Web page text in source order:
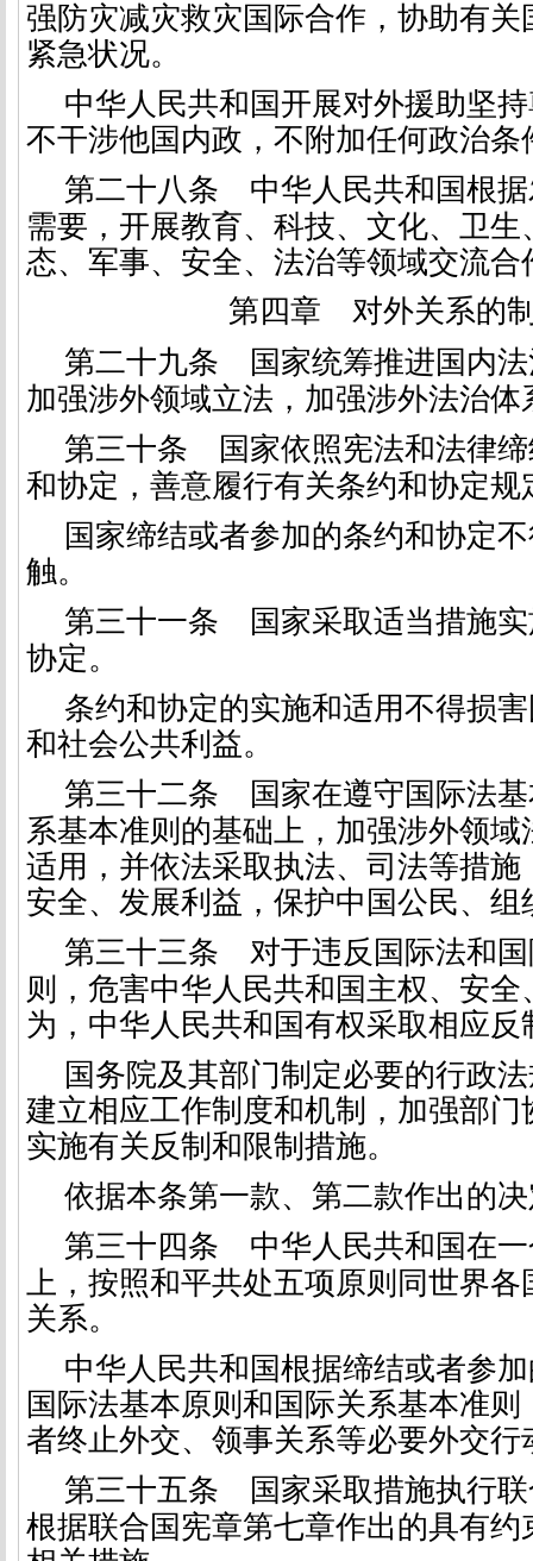
强防灾减灾救灾国际合作，协助有关
紧急状况。
中华人民共和国开展对外援助坚
不干涉他国内政，不附加任何政治条
第二十八条 中华人民共和国根
需要，开展教育、科技、文化、卫
态、军事、安全、法治等领域交流合
第四章 对外关系的
第二十九条 国家统筹推进国内
加强涉外领域立法，加强涉外法治体
第三十条 国家依照宪法和法律
和协定，善意履行有关条约和协定规
国家缔结或者参加的条约和协定
触。
第三十一条 国家采取适当措施
协定。
条约和协定的实施和适用不得损
和社会公共利益。
第三十二条 国家在遵守国际法
系基本准则的基础上，加强涉外领
适用，并依法采取执法、司法等措施
安全、发展利益，保护中国公民、组
第三十三条 对于违反国际法和国
则，危害中华人民共和国主权、安
为，中华人民共和国有权采取相应反
国务院及其部门制定必要的行政
建立相应工作制度和机制，加强部
实施有关反制和限制措施。
依据本条第一款、第二款作出的
第三十四条 中华人民共和国在
上，按照和平共处五项原则同世界
关系。
中华人民共和国根据缔结或者参
国际法基本原则和国际关系基本准
者终止外交、领事关系等必要外交行
第三十五条 国家采取措施执行
根据联合国宪章第七章作出的具有约